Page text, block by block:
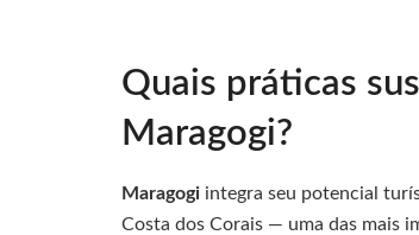
Quais práticas
Maragogi?
Maragogi integra seu potencial
Costa dos Corais — uma das mais